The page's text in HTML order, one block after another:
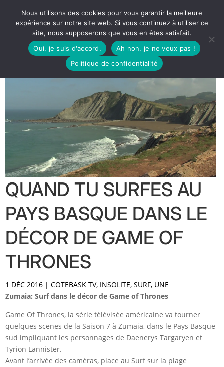
QUAND TU SURFES AU
PAYS BASQUE DANS LE
DÉCOR DE GAME OF
THRONES
1 DÉC 2016 |COTEBASK TV, INSOLITE,SURF, UNE
Zumaia: Surf dans le décor de Game of Thrones
Game Of Thrones, la série télévisée américaine va tourner
quelques scenes de la Saison 7 à Zumaia, dans le Pays Basque
sud impliquant les personnages de Daenerys Targaryen et
Tyrion Lannister.
Avant l’arrivée des caméras, place au Surf sur la plage
Nous utilisons des cookies pour vous garantir la meilleure
expérience sur notre site web. Si vous continuez à utiliser ce
site, nous supposerons que vous en êtes satisfait.
Oui, je suis d'accord.
Ah non, je ne veux pas !
Politique de confidentialité